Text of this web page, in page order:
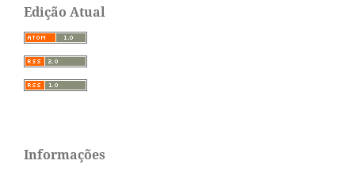
Edição Atual
Informações